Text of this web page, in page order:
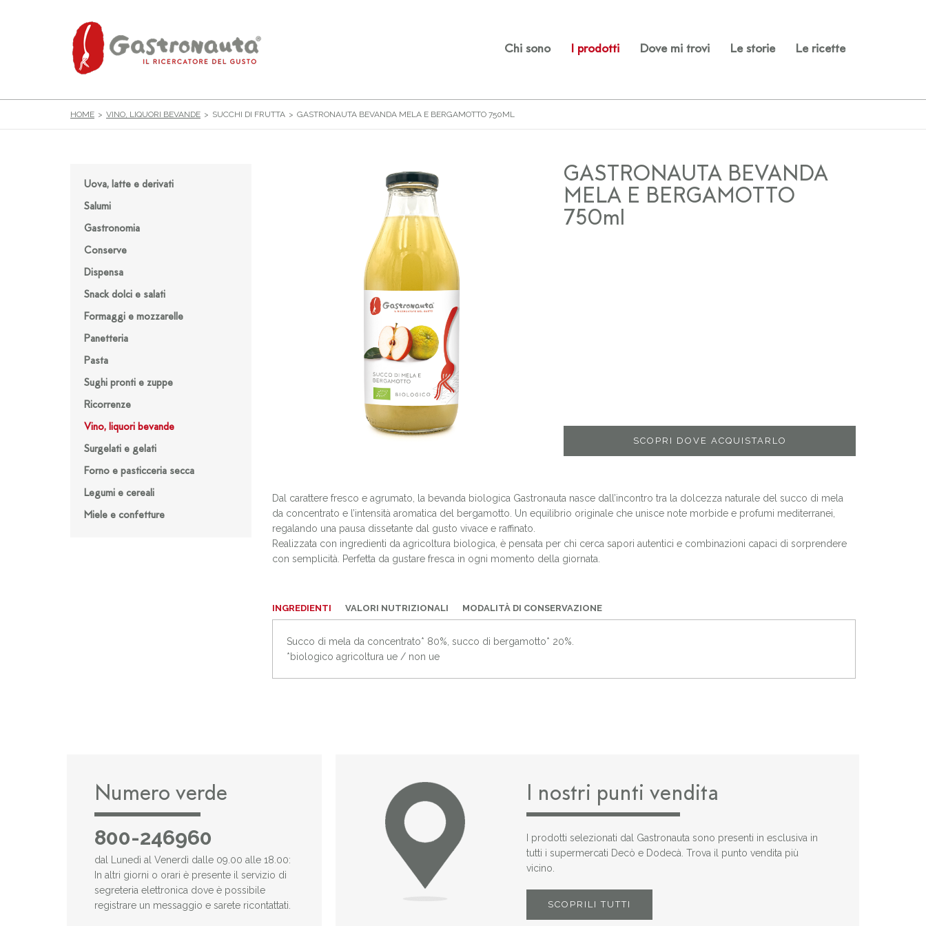
Chi sono I prodotti Dove mi trovi Le storie Le ricette
HOME VINO, LIQUORI BEVANDE SUCCHI DI FRUTTA GASTRONAUTA BEVANDA MELA E BERGAMOTTO 750ML
Uova, latte e derivati
Salumi
Gastronomia
Conserve
Dispensa
Snack dolci e salati
Formaggi e mozzarelle
Panetteria
Pasta
Sughi pronti e zuppe
Ricorrenze
Vino, liquori bevande
Surgelati e gelati
Forno e pasticceria secca
Legumi e cereali
Miele e confetture
GASTRONAUTA BEVANDA
MELA E BERGAMOTTO
750ml
SCOPRI DOVE ACQUISTARLO
Dal carattere fresco e agrumato, la bevanda biologica Gastronauta nasce dall’incontro tra la dolcezza naturale del succo di mela
da concentrato e l’intensità aromatica del bergamotto. Un equilibrio originale che unisce note morbide e profumi mediterranei,
regalando una pausa dissetante dal gusto vivace e raffinato.
Realizzata con ingredienti da agricoltura biologica, è pensata per chi cerca sapori autentici e combinazioni capaci di sorprendere
con semplicità. Perfetta da gustare fresca in ogni momento della giornata.
INGREDIENTI VALORI NUTRIZIONALI MODALITÀ DI CONSERVAZIONE
Succo di mela da concentrato* 80%, succo di bergamotto* 20%.
*biologico agricoltura ue / non ue
Numero verde
800-246960
dal Lunedì al Venerdì dalle 09.00 alle 18.00:
In altri giorni o orari è presente il servizio di
segreteria elettronica dove è possibile
registrare un messaggio e sarete ricontattati.
I nostri punti vendita
I prodotti selezionati dal Gastronauta sono presenti in esclusiva in
tutti i supermercati Decò e Dodecà. Trova il punto vendita più
vicino.
SCOPRILI TUTTI